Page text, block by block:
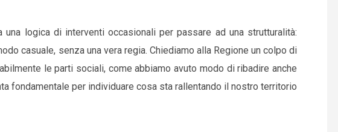
logica di interventi occasionali per passare ad una strutturalità:
casuale, senza una vera regia. Chiediamo alla Regione un colpo di
le parti sociali, come abbiamo avuto modo di ribadire anche
fondamentale per individuare cosa sta rallentando il nostro territorio